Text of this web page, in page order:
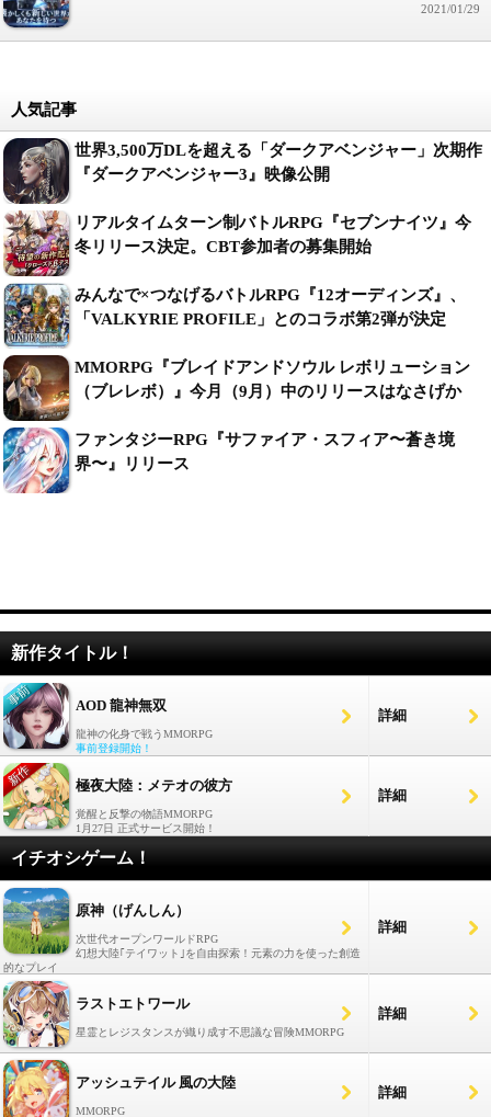
2021/01/29
人気記事
世界3,500万DLを超える「ダークアベンジャー」次期作
『ダークアベンジャー3』映像公開
リアルタイムターン制バトルRPG『セブンナイツ』今
冬リリース決定。CBT参加者の募集開始
みんなで×つなげるバトルRPG『12オーディンズ』、
「VALKYRIE PROFILE」とのコラボ第2弾が決定
MMORPG『ブレイドアンドソウル レボリューション
（ブレレボ）』今月（9月）中のリリースはなさげか
ファンタジーRPG『サファイア・スフィア〜蒼き境
界〜』リリース
新作タイトル！
AOD 龍神無双
龍神の化身で戦うMMORPG
事前登録開始！
詳細
極夜大陸：メテオの彼方
覚醒と反撃の物語MMORPG
1月27日 正式サービス開始！
詳細
イチオシゲーム！
原神（げんしん）
次世代オープンワールドRPG
幻想大陸｢テイワット｣を自由探索！元素の力を使った創造
的なプレイ
詳細
ラストエトワール
星霊とレジスタンスが織り成す不思議な冒険MMORPG
詳細
アッシュテイル 風の大陸
MMORPG
詳細